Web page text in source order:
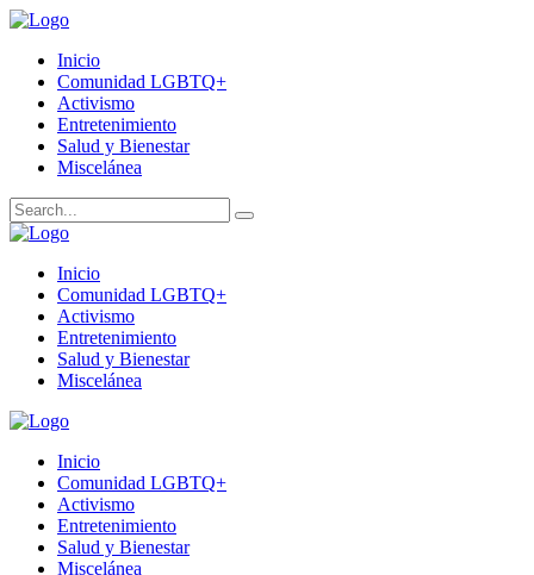
Inicio
Comunidad LGBTQ+
Activismo
Entretenimiento
Salud y Bienestar
Miscelánea
Inicio
Comunidad LGBTQ+
Activismo
Entretenimiento
Salud y Bienestar
Miscelánea
Inicio
Comunidad LGBTQ+
Activismo
Entretenimiento
Salud y Bienestar
Miscelánea